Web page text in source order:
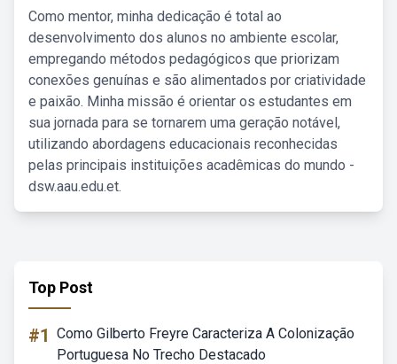
Como mentor, minha dedicação é total ao
desenvolvimento dos alunos no ambiente escolar,
empregando métodos pedagógicos que priorizam
conexões genuínas e são alimentados por criatividade
e paixão. Minha missão é orientar os estudantes em
sua jornada para se tornarem uma geração notável,
utilizando abordagens educacionais reconhecidas
pelas principais instituições acadêmicas do mundo -
dsw.aau.edu.et.
Top Post
#1 Como Gilberto Freyre Caracteriza A Colonização
Portuguesa No Trecho Destacado